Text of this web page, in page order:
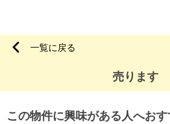
一覧に戻る
売ります
この物件に興味がある人へお